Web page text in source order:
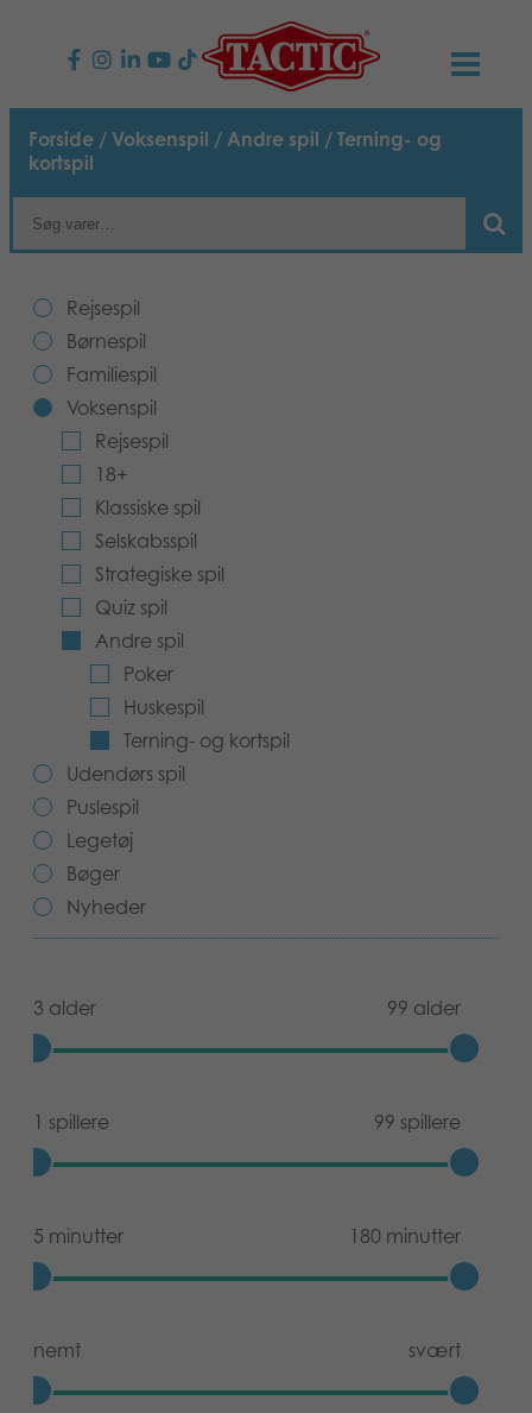
PRODUKTER
Familiespil
Voksenspil
Udendørs spil
Puslespil
Legetøj
Bøger
Applikationer
Arkiverede produkter
NYHEDER
TACTIC
Etisk kodeks
Ansvarlighed
Vores historie
KONTAKTER
Kontakt os
Links
Media
B2B-SHOP
Forside / Voksenspil / Andre spil / Terning- og
kortspil
Rejsespil
Børnespil
Familiespil
Voksenspil
Rejsespil
18+
Klassiske spil
Selskabsspil
Strategiske spil
Quiz spil
Andre spil
Poker
Huskespil
Terning- og kortspil
Udendørs spil
Puslespil
Legetøj
Bøger
Nyheder
3 alder 99 alder
1 spillere 99 spillere
5 minutter 180 minutter
nemt svært